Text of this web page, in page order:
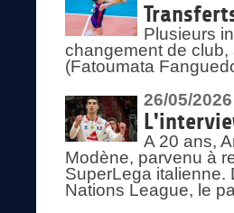
Plusieurs
changement de
(Fatoumata
26/05/2026
A 20 ans,
Modène, parvenu à
SuperLega italienne.
Nations League, le